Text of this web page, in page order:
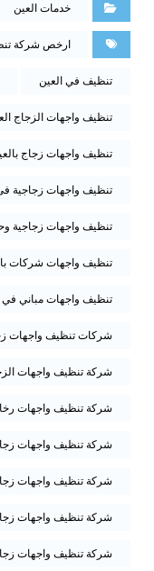
خدمات العين
ارخص شركة
تنظيف في العين
تنظيف واجهات الزجاج
تنظيف واجهات زجاج
تنظيف واجهات زجاجية
تنظيف واجهات زجاجية
تنظيف واجهات شركات
تنظيف واجهات مباني في
شركات تنظيف واجهات
شركة تنظيف واجهات
شركة تنظيف واجهات
شركة تنظيف واجهات
شركة تنظيف واجهات
شركة تنظيف واجهات
شركة تنظيف واجهات